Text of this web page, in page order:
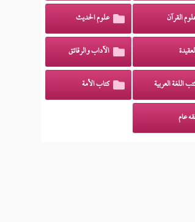
القرآن علوم الحديث
الآداب والرقائق
اللغة العربية كتاب الأمة
عام